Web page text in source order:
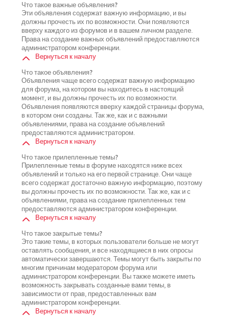
Что такое важные объявления?
Эти объявления содержат важную информацию, и вы
должны прочесть их по возможности. Они появляются
вверху каждого из форумов и в вашем личном разделе.
Права на создание важных объявлений предоставляются
администратором конференции.
Вернуться к началу
Что такое объявления?
Объявления чаще всего содержат важную информацию
для форума, на котором вы находитесь в настоящий
момент, и вы должны прочесть их по возможности.
Объявления появляются вверху каждой страницы форума,
в котором они созданы. Так же, как и с важными
объявлениями, права на создание объявлений
предоставляются администратором.
Вернуться к началу
Что такое прилепленные темы?
Прилепленные темы в форуме находятся ниже всех
объявлений и только на его первой странице. Они чаще
всего содержат достаточно важную информацию, поэтому
вы должны прочесть их по возможности. Так же, как и с
объявлениями, права на создание прилепленных тем
предоставляются администратором конференции.
Вернуться к началу
Что такое закрытые темы?
Это такие темы, в которых пользователи больше не могут
оставлять сообщения, и все находящиеся в них опросы
автоматически завершаются. Темы могут быть закрыты по
многим причинам модератором форума или
администратором конференции. Вы также можете иметь
возможность закрывать созданные вами темы, в
зависимости от прав, предоставленных вам
администратором конференции.
Вернуться к началу